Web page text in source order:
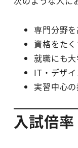
専門分野
資格をた
就職にも
IT・デザ
実習中心
入試倍率